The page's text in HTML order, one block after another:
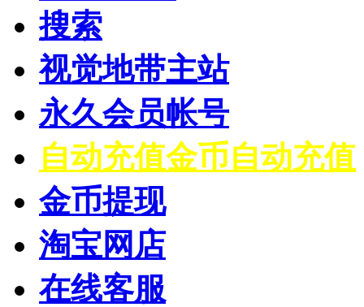
搜索
视觉地带主站
永久会员帐号
自动充值金币自动充值
金币提现
淘宝网店
在线客服